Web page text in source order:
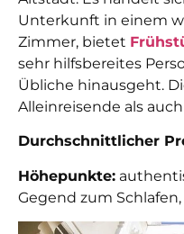
Unterkunft in einem
Zimmer, bietet
sehr hilfsbereites
Übliche hinausgeht.
Alleinreisende als auch
Durchschnittlicher
Höhepunkte:
Gegend zum